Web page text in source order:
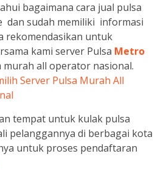
bagaimana cara jual pulsa
dan sudah memiliki informasi
rekomendasikan untuk
kami server Pulsa Metro
all operator nasional.
Server Pulsa Murah All
tempat untuk kulak pulsa
pelanggannya di berbagai kota
untuk proses pendaftaran